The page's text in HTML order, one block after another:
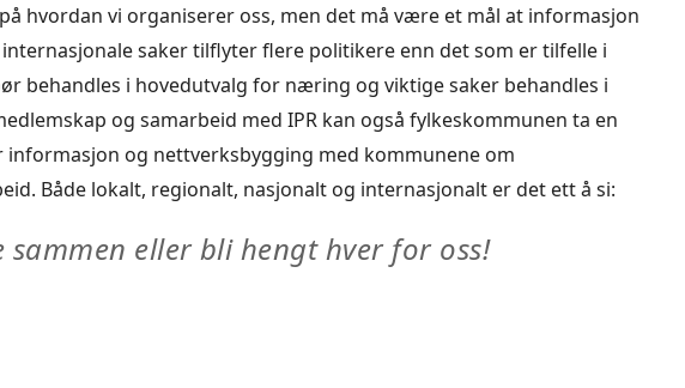
hvordan vi organiserer oss, men det må være et mål at informasjon
saker tilflyter flere politikere enn det som er tilfelle i
behandles i hovedutvalg for næring og viktige saker behandles i
og samarbeid med IPR kan også fylkeskommunen ta en
informasjon og nettverksbygging med kommunene om
Både lokalt, regionalt, nasjonalt og internasjonalt er det ett å si:
sammen eller bli hengt hver for oss!